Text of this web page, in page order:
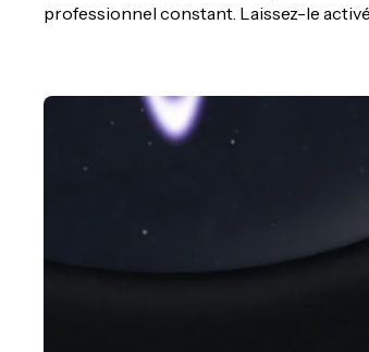
professionnel constant. Laissez-le